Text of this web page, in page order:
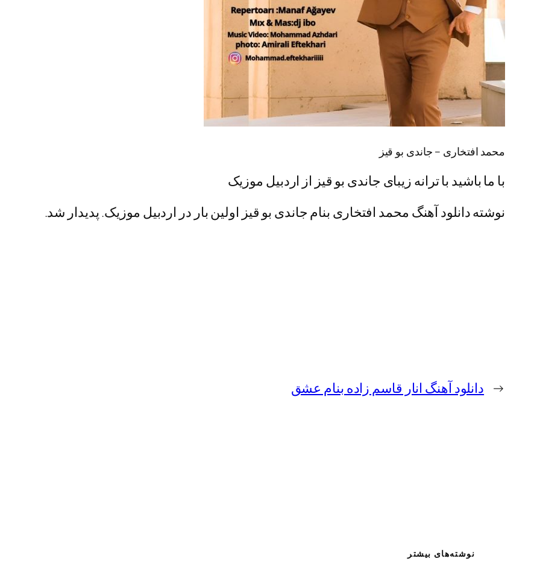
محمد افتخاری – جاندی بو قیز
با ما باشید با ترانه زیبای جاندی بو قیز از اردبیل موزیک
نوشته دانلود آهنگ محمد افتخاری بنام جاندی بو قیز اولین بار در اردبیل موزیک. پدیدار شد.
← دانلود آهنگ انار قاسم زاده بنام عشق
نوشته‌های بیشتر